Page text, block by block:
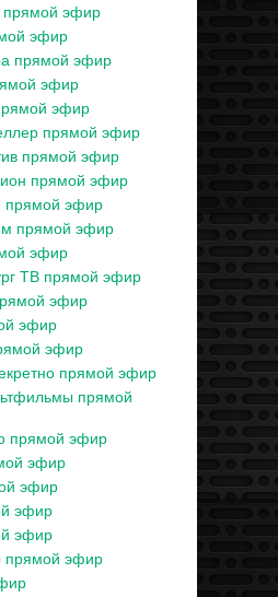
прямой эфир
эфир
прямой эфир
эфир
эфир
прямой эфир
прямой эфир
прямой эфир
прямой эфир
прямой эфир
эфир
ТВ прямой эфир
эфир
эфир
эфир
прямой эфир
прямой
прямой эфир
эфир
эфир
эфир
эфир
эфир